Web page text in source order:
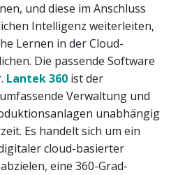
und diese im Anschluss
Intelligenz weiterleiten,
Lernen in der Cloud-
Die passende Software
Lantek 360 ist der
Verwaltung und
unabhängig
Es handelt sich um ein
cloud-basierter
eine 360-Grad-